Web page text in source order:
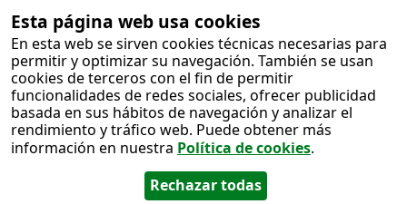
Esta página web usa cookies
En esta web se sirven cookies técnicas necesarias para
permitir y optimizar su navegación. También se usan
cookies de terceros con el fin de permitir
funcionalidades de redes sociales, ofrecer publicidad
basada en sus hábitos de navegación y analizar el
rendimiento y tráfico web. Puede obtener más
información en nuestra Política de cookies.